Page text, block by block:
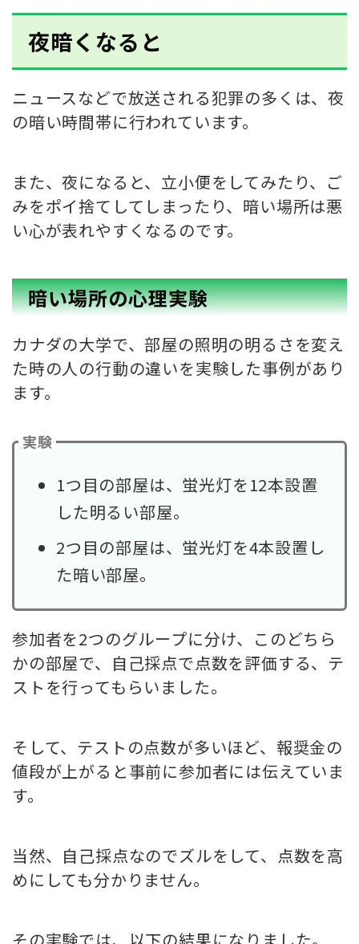
夜暗くなると
ニュースなどで放送される犯罪の多くは、夜
の暗い時間帯に行われています。
また、夜になると、立小便をしてみたり、ご
みをポイ捨てしてしまったり、暗い場所は悪
い心が表れやすくなるのです。
暗い場所の心理実験
カナダの大学で、部屋の照明の明るさを変え
た時の人の行動の違いを実験した事例があり
ます。
実験
1つ目の部屋は、蛍光灯を12本設置
した明るい部屋。
2つ目の部屋は、蛍光灯を4本設置し
た暗い部屋。
参加者を2つのグループに分け、このどちら
かの部屋で、自己採点で点数を評価する、テ
ストを行ってもらいました。
そして、テストの点数が多いほど、報奨金の
値段が上がると事前に参加者には伝えていま
す。
当然、 自己採点なのでズルをして、点数を高
めにしても分かりません。